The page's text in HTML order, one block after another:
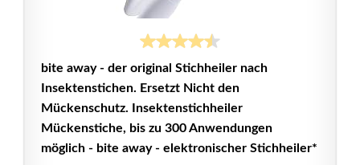
bite away - der original Stichheiler nach
Insektenstichen. Ersetzt Nicht den
Mückenschutz. Insektenstichheiler
Mückenstiche, bis zu 300 Anwendungen
möglich - bite away - elektronischer Stichheiler*